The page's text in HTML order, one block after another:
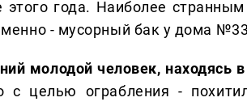
года. Наиболее странным
- мусорный бак у дома
молодой человек, находясь
с целью ограбления -